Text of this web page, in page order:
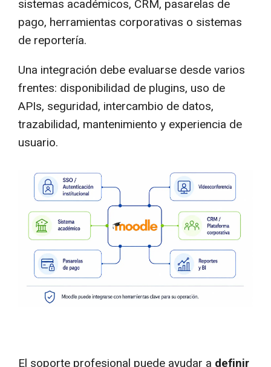
sistemas académicos, CRM, pasarelas de
pago, herramientas corporativas o sistemas
de reportería.
Una integración debe evaluarse desde varios
frentes: disponibilidad de plugins, uso de
APIs, seguridad, intercambio de datos,
trazabilidad, mantenimiento y experiencia de
usuario.
El soporte profesional puede ayudar a definir